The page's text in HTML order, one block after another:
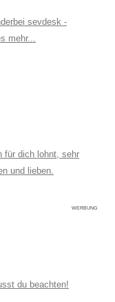
sevdesk -
mehr...
für dich lohnt, sehr
und lieben.
WERBUNG
du beachten!